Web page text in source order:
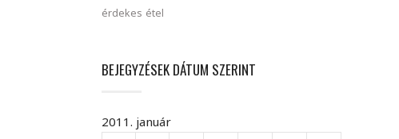
érdekes étel
BEJEGYZÉSEK DÁTUM SZERINT
2011. január